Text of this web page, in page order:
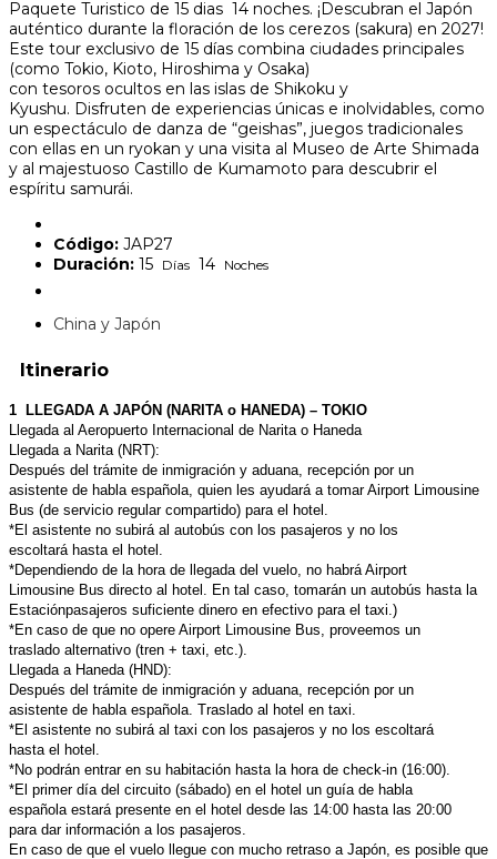
Paquete Turistico de 15 dias 14 noches. ¡Descubran el Japón
auténtico durante la floración de los cerezos (sakura) en 2027!
Este tour exclusivo de 15 días combina ciudades principales
(como Tokio, Kioto, Hiroshima y Osaka)
con tesoros ocultos en las islas de Shikoku y
Kyushu. Disfruten de experiencias únicas e inolvidables, como
un espectáculo de danza de “geishas”, juegos tradicionales
con ellas en un ryokan y una visita al Museo de Arte Shimada
y al majestuoso Castillo de Kumamoto para descubrir el
espíritu samurái.
Código: JAP27
Duración: 15 Días 14 Noches
China y Japón
Itinerario
1 LLEGADA A JAPÓN (NARITA o HANEDA) – TOKIO
Llegada al Aeropuerto Internacional de Narita o Haneda
Llegada a Narita (NRT):
Después del trámite de inmigración y aduana, recepción por un
asistente de habla española, quien les ayudará a tomar Airport Limousine
Bus (de servicio regular compartido) para el hotel.
*El asistente no subirá al autobús con los pasajeros y no los
escoltará hasta el hotel.
*Dependiendo de la hora de llegada del vuelo, no habrá Airport
Limousine Bus directo al hotel. En tal caso, tomarán un autobús hasta la
Estaciónpasajeros suficiente dinero en efectivo para el taxi.)
*En caso de que no opere Airport Limousine Bus, proveemos un
traslado alternativo (tren + taxi, etc.).
Llegada a Haneda (HND):
Después del trámite de inmigración y aduana, recepción por un
asistente de habla española. Traslado al hotel en taxi.
*El asistente no subirá al taxi con los pasajeros y no los escoltará
hasta el hotel.
*No podrán entrar en su habitación hasta la hora de check-in (16:00).
*El primer día del circuito (sábado) en el hotel un guía de habla
española estará presente en el hotel desde las 14:00 hasta las 20:00
para dar información a los pasajeros.
En caso de que el vuelo llegue con mucho retraso a Japón, es posible que